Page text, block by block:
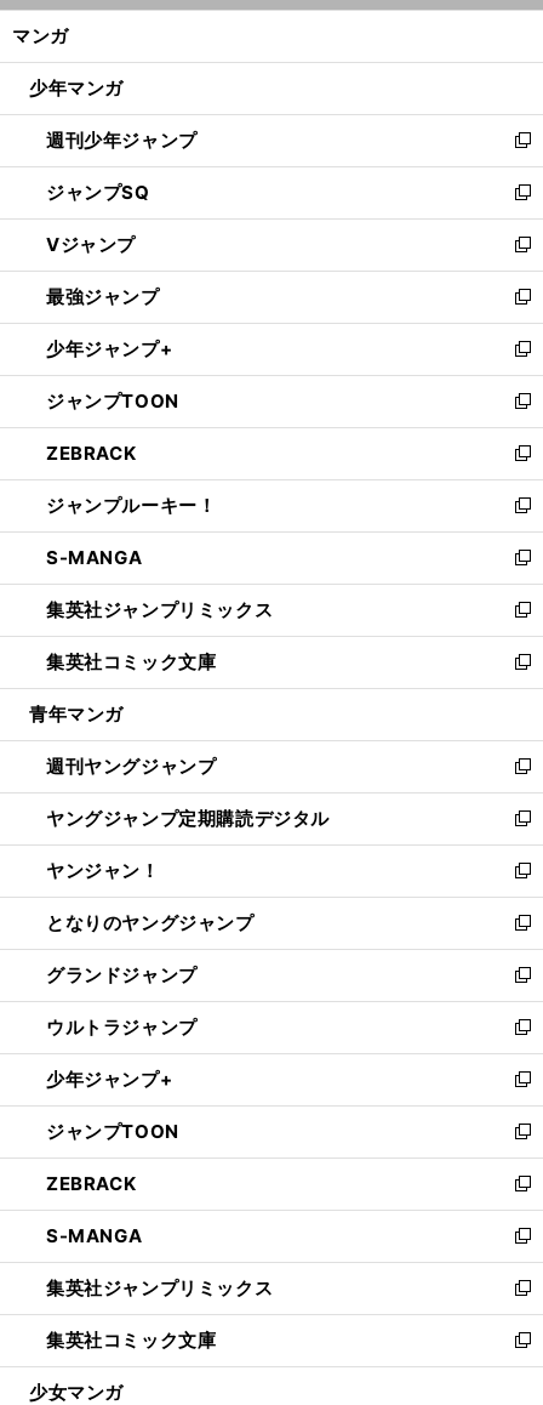
ン
ウ
開
く
マンガ
少年マンガ
週刊少年ジャンプ
新
し
い
ウ
ィ
ン
ド
ウ
で
開
く
ジャンプSQ
新
し
い
ウ
ィ
ン
ド
ウ
で
開
く
Vジャンプ
新
し
い
ウ
ィ
ン
ド
ウ
で
開
く
最強ジャンプ
新
し
い
ウ
ィ
ン
ド
ウ
で
開
く
少年ジャンプ+
新
し
い
ウ
ィ
ン
ド
ウ
で
開
く
ジャンプTOON
新
し
い
ウ
ィ
ン
ド
ウ
で
開
く
ZEBRACK
新
し
い
ウ
ィ
ン
ド
ウ
で
開
ジャンプルーキー！
新
し
い
ウ
ィ
ン
ド
ウ
開
く
S-MANGA
新
し
い
ウ
ィ
ン
ウ
で
開
く
集英社ジャンプリミックス
新
し
い
ウ
ン
ド
ウ
で
開
く
集英社コミック文庫
新
し
ウ
ィ
ン
ド
ウ
で
開
く
青年マンガ
週刊ヤングジャンプ
新
し
い
ウ
ィ
ン
ド
ウ
で
開
く
ヤングジャンプ定期購読デジタル
新
し
い
ウ
ィ
ン
ド
ウ
で
開
く
ヤンジャン！
新
し
い
ウ
ィ
ン
ド
ウ
で
開
く
となりのヤングジャンプ
新
し
い
ウ
ィ
ン
ド
ウ
で
開
く
グランドジャンプ
新
し
い
ウ
ィ
ン
ド
ウ
で
開
く
ウルトラジャンプ
新
し
い
ウ
ィ
ン
ド
ウ
で
開
く
少年ジャンプ+
新
し
い
ウ
ィ
ン
ド
ウ
で
開
く
ジャンプTOON
新
し
い
ウ
ィ
ン
ド
ウ
で
開
ZEBRACK
新
し
い
ウ
ィ
ン
ド
ウ
S-MANGA
新
し
い
ウ
ィ
ン
集英社ジャンプリミックス
新
し
い
ウ
集英社コミック文庫
新
し
少女マンガ